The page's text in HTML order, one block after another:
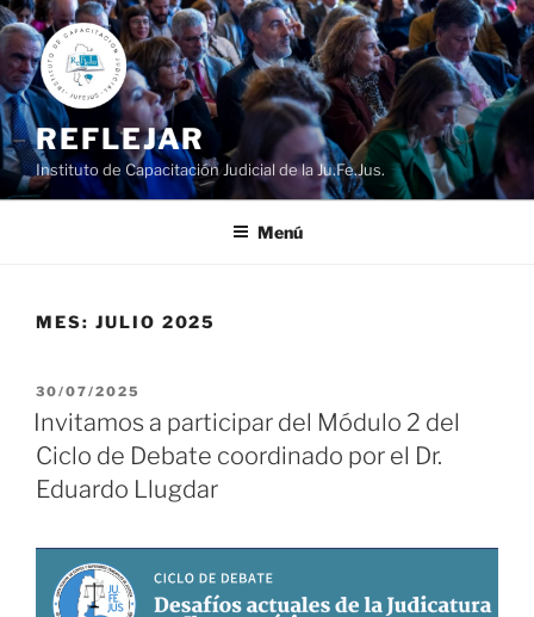
Ir
al
contenido
REFLEJAR
Instituto de Capacitación Judicial de la Ju.Fe.Jus.
Menú
MES: JULIO 2025
PUBLICADO
EL
30/07/2025
Invitamos a participar del Módulo 2 del
Ciclo de Debate coordinado por el Dr.
Eduardo Llugdar